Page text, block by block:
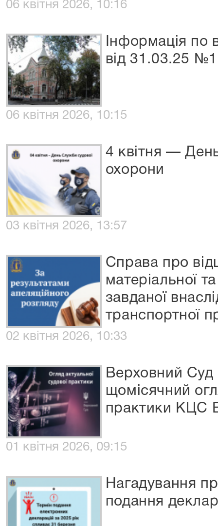
06 квітня 2026, 10:16
Інформація
від 31.03.25
06 квітня 2026, 10:15
4 квітня —
охорони
03 квітня 2026, 13:57
Справа про
матеріальної
завданої
транспортної
02 квітня 2026, 10:33
Верховний Суд
щомісячний
практики КЦС
01 квітня 2026, 09:15
Нагадування
подання